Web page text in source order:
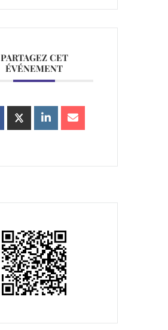
PARTAGEZ CET
ÉVÉNEMENT